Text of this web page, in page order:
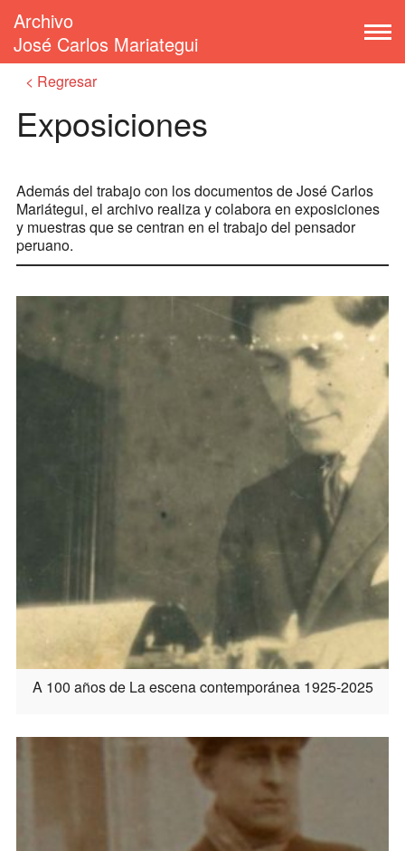
Archivo
José Carlos Mariategui
Regresar
Exposiciones
Además del trabajo con los documentos de José Carlos
Mariátegui, el archivo realiza y colabora en exposiciones
y muestras que se centran en el trabajo del pensador
peruano.
A 100 años de La escena contemporánea 1925-2025